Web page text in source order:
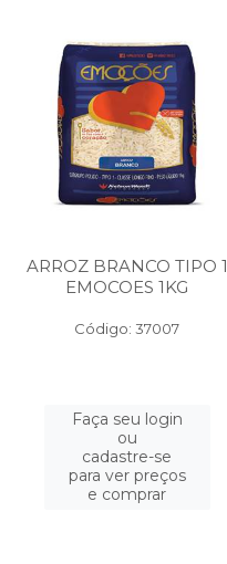
ARROZ BRANCO TIPO 1
EMOCOES 1KG
Código: 37007
Faça seu login
ou
cadastre-se
para ver preços
e comprar